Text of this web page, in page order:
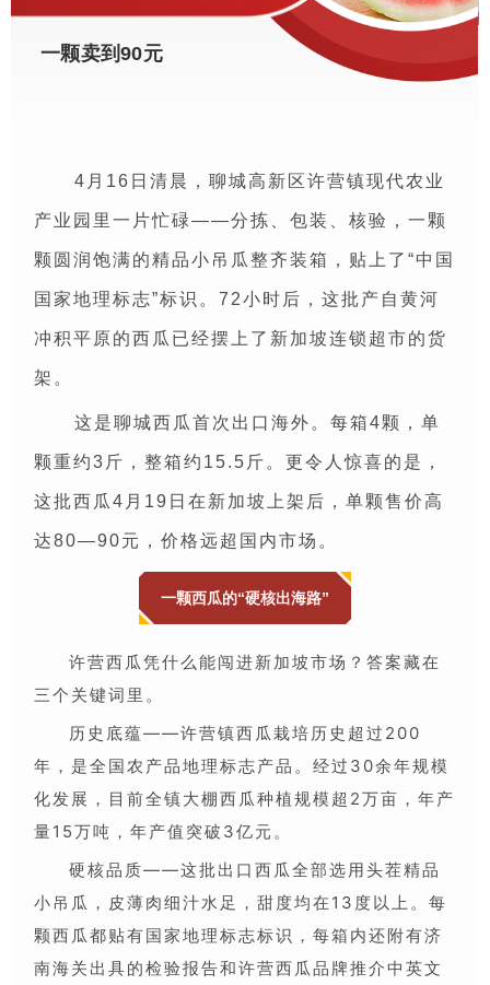
一颗卖到90元
4月16日清晨，聊城高新区许营镇现代农业
产业园里一片忙碌——分拣、包装、核验，一颗
颗圆润饱满的精品小吊瓜整齐装箱，贴上了“中国
国家地理标志”标识。72小时后，这批产自黄河
冲积平原的西瓜已经摆上了新加坡连锁超市的货
架。
这是聊城西瓜首次出口海外。每箱4颗，单
颗重约3斤，整箱约15.5斤。更令人惊喜的是，
这批西瓜4月19日在新加坡上架后，单颗售价高
达80—90元，价格远超国内市场。
一颗西瓜的“硬核出海路”
许营西瓜凭什么能闯进新加坡市场？答案藏在
三个关键词里。
历史底蕴——许营镇西瓜栽培历史超过200
年，是全国农产品地理标志产品。经过30余年规模
化发展，目前全镇大棚西瓜种植规模超2万亩，年产
量15万吨，年产值突破3亿元。
硬核品质——这批出口西瓜全部选用头茬精品
小吊瓜，皮薄肉细汁水足，甜度均在13度以上。每
颗西瓜都贴有国家地理标志标识，每箱内还附有济
南海关出具的检验报告和许营西瓜品牌推介中英文